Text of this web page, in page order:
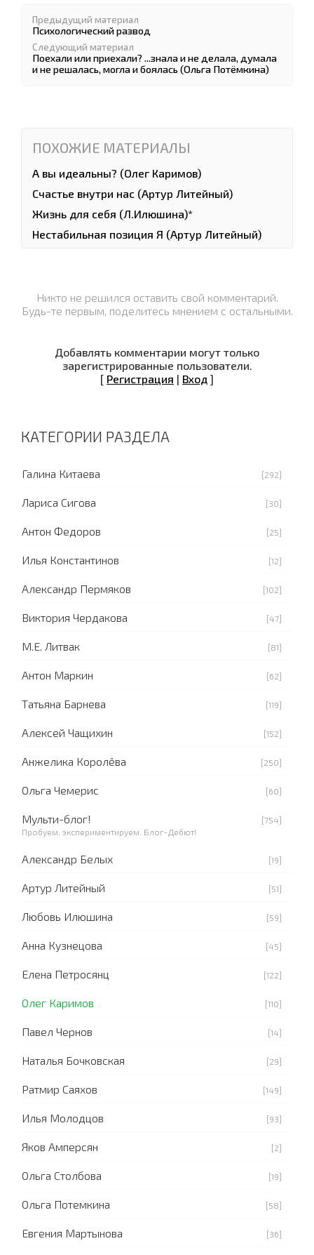
Предыдущий материал
Психологический развод
Следующий материал
Поехали или приехали? ...знала и не делала, думала
и не решалась, могла и боялась (Ольга Потёмкина)
ПОХОЖИЕ МАТЕРИАЛЫ
А вы идеальны? (Олег Каримов)
Счастье внутри нас (Артур Литейный)
Жизнь для себя (Л.Илюшина)*
Нестабильная позиция Я (Артур Литейный)
Никто не решился оставить свой комментарий.
Будь-те первым, поделитесь мнением с остальными.
Добавлять комментарии могут только
зарегистрированные пользователи.
[ Регистрация | Вход ]
КАТЕГОРИИ РАЗДЕЛА
Галина Китаева [292]
Лариса Сигова [30]
Антон Федоров [25]
Илья Константинов [12]
Александр Пермяков [102]
Виктория Чердакова [47]
М.Е. Литвак [81]
Антон Маркин [62]
Татьяна Барнева [119]
Алексей Чащихин [152]
Анжелика Королёва [250]
Ольга Чемерис [60]
Мульти-блог!
[754]
Пробуем, экспериментируем. Блог-Дебют!
Александр Белых [19]
Артур Литейный [51]
Любовь Илюшина [59]
Анна Кузнецова [45]
Елена Петросянц [122]
Олег Каримов [110]
Павел Чернов [14]
Наталья Бочковская [29]
Ратмир Саяхов [149]
Илья Молодцов [93]
Яков Амперсян [2]
Ольга Столбова [19]
Ольга Потемкина [58]
Евгения Мартынова [36]